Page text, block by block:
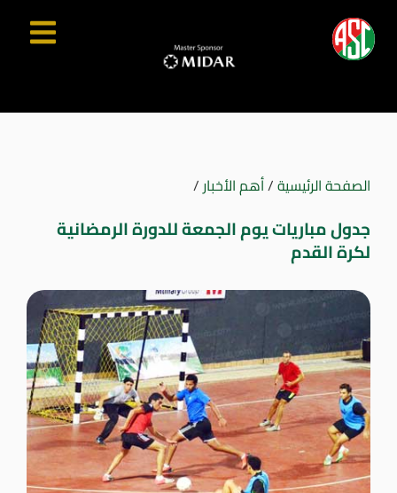
الصفحة الرئيسية/أهم الأخبار/
جدول مباريات يوم الجمعة للدورة الرمضانية
لكرة القدم